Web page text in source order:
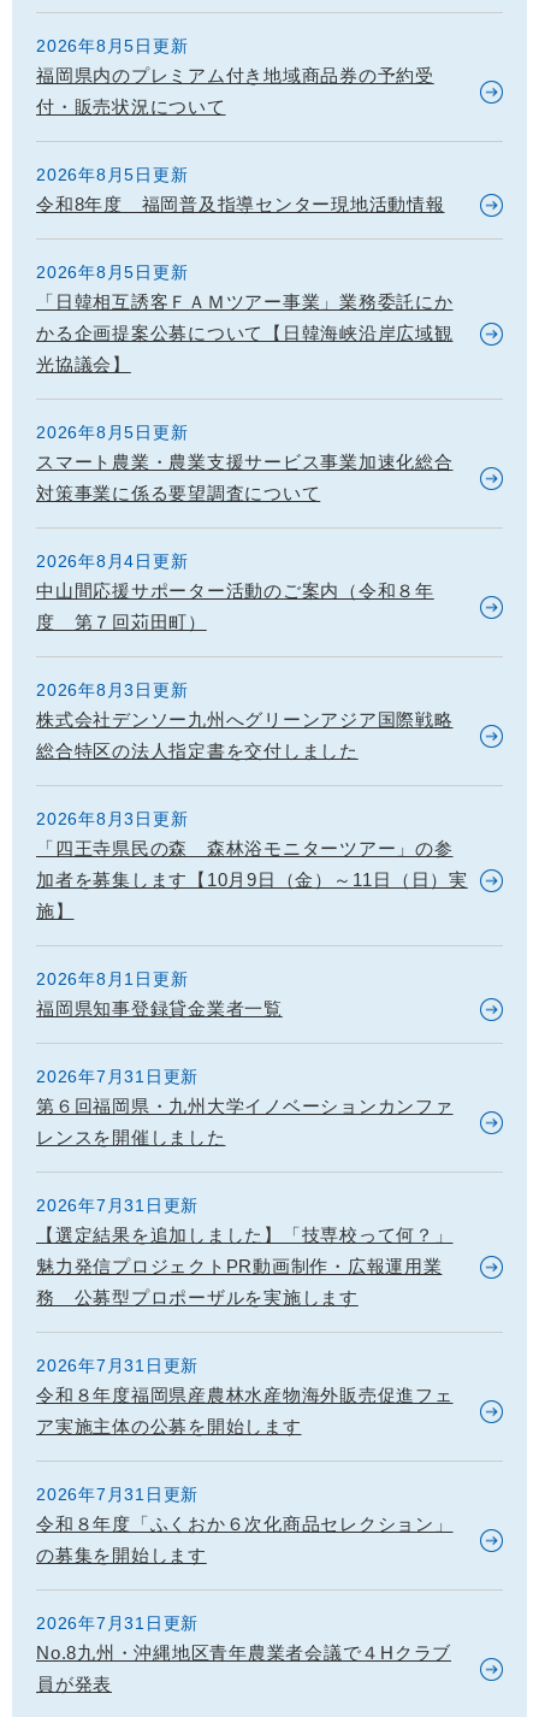
2026年8月5日更新
福岡県内のプレミアム付き地域商品券の予約受
付・販売状況について
2026年8月5日更新
令和8年度 福岡普及指導センター現地活動情報
2026年8月5日更新
「日韓相互誘客ＦＡＭツアー事業」業務委託にか
かる企画提案公募について【日韓海峡沿岸広域観
光協議会】
2026年8月5日更新
スマート農業・農業支援サービス事業加速化総合
対策事業に係る要望調査について
2026年8月4日更新
中山間応援サポーター活動のご案内（令和８年
度 第７回苅田町）
2026年8月3日更新
株式会社デンソー九州へグリーンアジア国際戦略
総合特区の法人指定書を交付しました
2026年8月3日更新
「四王寺県民の森 森林浴モニターツアー」の参
加者を募集します【10月9日（金）～11日（日）実
施】
2026年8月1日更新
福岡県知事登録貸金業者一覧
2026年7月31日更新
第６回福岡県・九州大学イノベーションカンファ
レンスを開催しました
2026年7月31日更新
【選定結果を追加しました】「技専校って何？」
魅力発信プロジェクトPR動画制作・広報運用業
務 公募型プロポーザルを実施します
2026年7月31日更新
令和８年度福岡県産農林水産物海外販売促進フェ
ア実施主体の公募を開始します
2026年7月31日更新
令和８年度「ふくおか６次化商品セレクション」
の募集を開始します
2026年7月31日更新
No.8九州・沖縄地区青年農業者会議で４Hクラブ
員が発表